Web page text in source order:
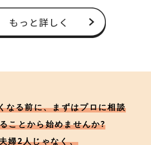
なる前に、まずはプロに相談
ことから始めませんか?
婦2人じゃなく、